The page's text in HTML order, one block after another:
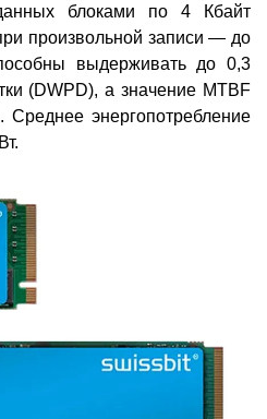
блоками по 4 Кбайт
произвольной записи — до
выдерживать до 0,3
(DWPD), а значение MTBF
энергопотребление